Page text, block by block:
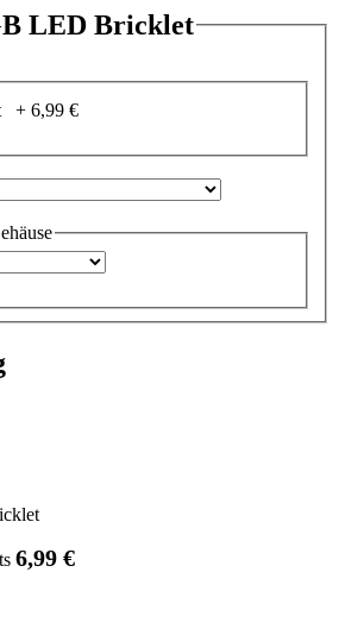
LED Bricklet
+ 6,99 €
6,99 €